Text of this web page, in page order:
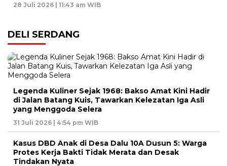
28 Juli 2026 | 11:43 am WIB
DELI SERDANG
Legenda Kuliner Sejak 1968: Bakso Amat Kini Hadir
di Jalan Batang Kuis, Tawarkan Kelezatan Iga Asli
yang Menggoda Selera
31 Juli 2026 | 4:54 pm WIB
Kasus DBD Anak di Desa Dalu 10A Dusun 5: Warga
Protes Kerja Bakti Tidak Merata dan Desak
Tindakan Nyata